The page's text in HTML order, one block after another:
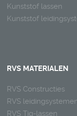
Kunststof lassen
Kunststof
RVS MATERIALEN
RVS Constructies
RVS
RVS Tig-lassen